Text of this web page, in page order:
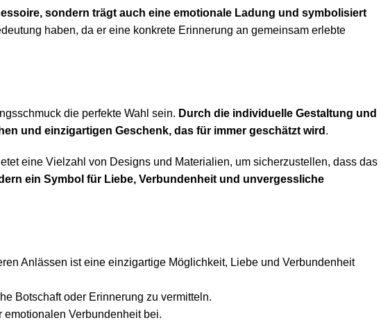
sondern trägt auch eine emotionale Ladung und symbolisiert
haben, da er eine konkrete Erinnerung an gemeinsam erlebte
die perfekte Wahl sein. Durch die individuelle Gestaltung und
und einzigartigen Geschenk, das für immer geschätzt wird .
eine Vielzahl von Designs und Materialien, um sicherzustellen, dass das
ein Symbol für Liebe, Verbundenheit und unvergessliche
Anlässen ist eine einzigartige Möglichkeit, Liebe und Verbundenheit
Botschaft oder Erinnerung zu vermitteln.
Verbundenheit bei.